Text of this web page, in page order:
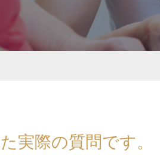
実際の質問です。